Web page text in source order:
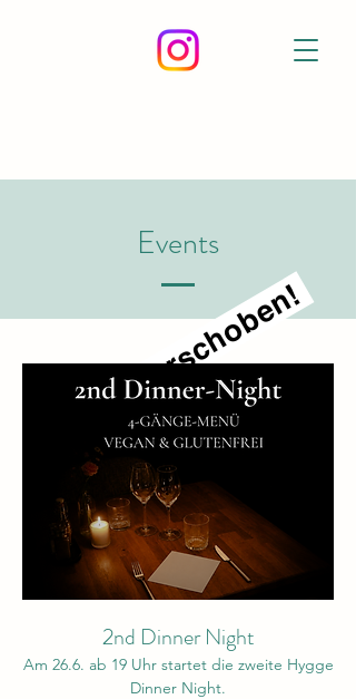
Events
wird verschoben!
2nd Dinner Night
Am 26.6. ab 19 Uhr startet die zweite Hygge
Dinner Night.